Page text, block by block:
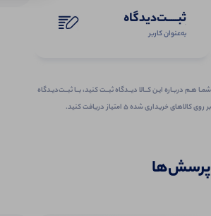
ثبـــــت‌دیدگاه
به‌عنوان کاربر
شمـا هـم دربـاره ایـن کــالا دیــدگاه ثبــت کنید، بــا ثبــت‌دیـدگاه
بر روی کالاهای خریداری شده ۵ امتیاز دریافت کنید.
پرسش‌ها